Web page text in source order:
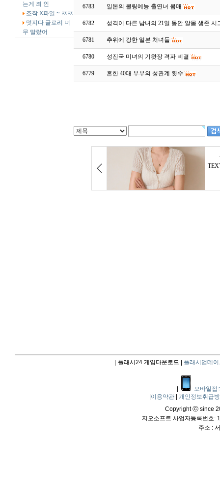
는게 죄 인
조작 X파일 ~ ㅉㅉ
멋지다 글로리 너
무 말랐어
6783 일본의 볼링예능 출연녀 몸매
6782 성격이 다른 남녀의 21일 동안 알몸 생존 시
6781 추위에 강한 일본 처녀들
6780 성진국 미녀의 기왓장 격파 비결
6779 흔한 40대 부부의 성관계 횟수
플래시24 게임다운로드 | 플래시업데이
모바일접
이용약관
개인정보취급
Copyright ⓒ since
지오소프트 사업자등록번호:
주소 :